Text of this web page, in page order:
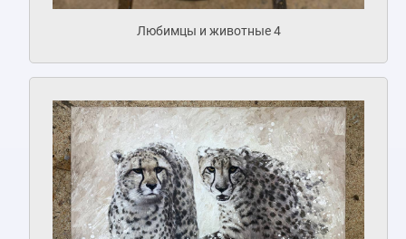
Любимцы и животные 4